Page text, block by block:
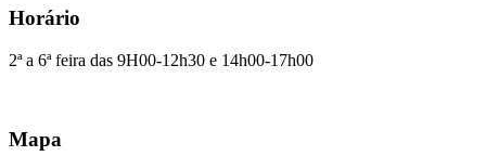
Horário
2ª a 6ª feira das 9H00-12h30 e 14h00-17h00
Mapa